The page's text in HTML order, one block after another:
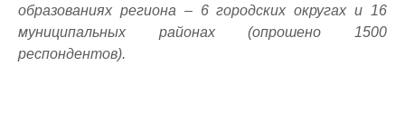
образованиях региона – 6 городских округах и 16
муниципальных районах (опрошено 1500
респондентов).